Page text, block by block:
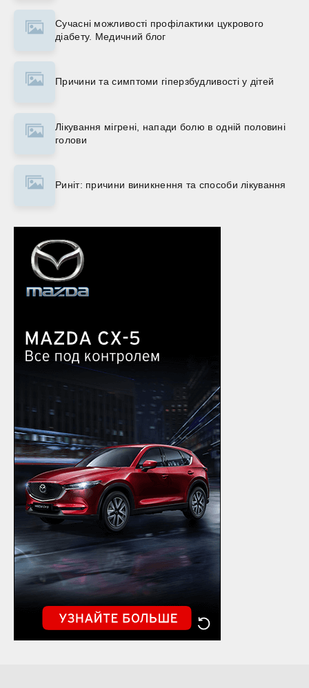
Сучасні можливості профілактики цукрового
діабету. Медичний блог
Причини та симптоми гіперзбудливості у дітей
Лікування мігрені, напади болю в одній половині
голови
Риніт: причини виникнення та способи лікування